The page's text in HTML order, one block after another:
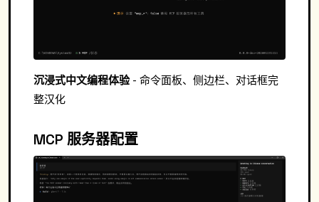
沉浸式中文编程体验- 命令面板、侧边栏、对话框完
整汉化
MCP 服务器配置